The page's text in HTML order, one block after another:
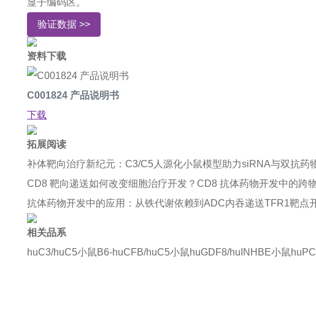
显子编码区。
验证数据 >>
资料下载
C001824 产品说明书
下载
拓展阅读
补体靶向治疗新纪元：C3/C5人源化小鼠模型助力siRNA与双抗药
CD8 靶向递送如何改变细胞治疗开发？ CD8 抗体药物开发中的跨
抗体药物开发中的应用：从铁代谢依赖到ADC内吞递送TFR1靶点
相关品系
huC3/huC5小鼠B6-huCFB/huC5小鼠huGDF8/huINHBE小鼠